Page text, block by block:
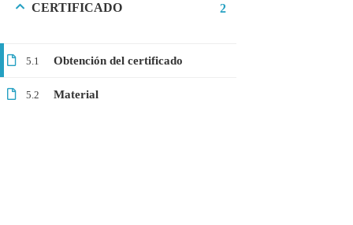
CERTIFICADO 2
5.1 Obtención del certificado
5.2 Material
General
Medicina